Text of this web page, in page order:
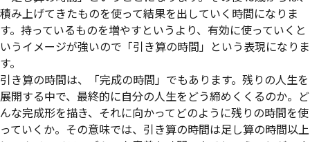
積み上げてきたものを使って結果を出していく時間になりま
す。持っているものを増やすというより、有効に使っていくと
いうイメージが強いので「引き算の時間」という表現になりま
す。
引き算の時間は、「完成の時間」でもあります。残りの人生を
展開する中で、最終的に自分の人生をどう締めくくるのか。ど
んな完成形を描き、それに向かってどのように残りの時間を使
っていくか。その意味では、引き算の時間は足し算の時間以上